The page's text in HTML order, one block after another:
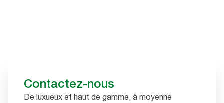
Contactez-nous
De luxueux et haut de gamme, à moyenne